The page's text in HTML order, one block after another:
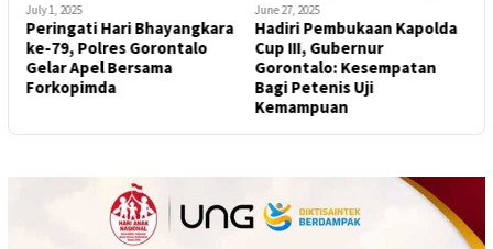
July 1, 2025
Peringati Hari Bhayangkara
ke-79, Polres Gorontalo
Gelar Apel Bersama
Forkopimda
June 27, 2025
Hadiri Pembukaan Kapolda
Cup III, Gubernur
Gorontalo: Kesempatan
Bagi Petenis Uji
Kemampuan